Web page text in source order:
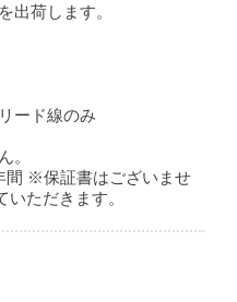
出荷します。
ード線のみ
。
間 ※保証書はございませ
ただきます。